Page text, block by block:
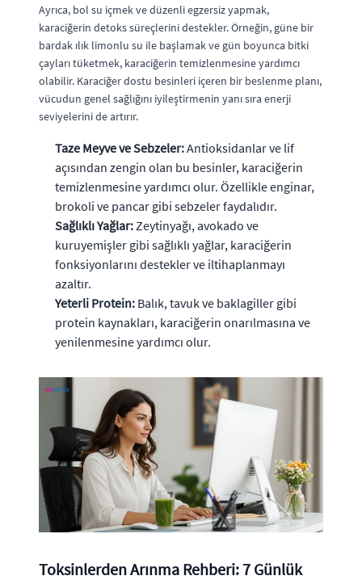
Ayrıca, bol su içmek ve düzenli egzersiz yapmak,
karaciğerin detoks süreçlerini destekler. Örneğin, güne bir
bardak ılık limonlu su ile başlamak ve gün boyunca bitki
çayları tüketmek, karaciğerin temizlenmesine yardımcı
olabilir. Karaciğer dostu besinleri içeren bir beslenme planı,
vücudun genel sağlığını iyileştirmenin yanı sıra enerji
seviyelerini de artırır.
Taze Meyve ve Sebzeler:Antioksidanlar ve lif
açısından zengin olan bu besinler, karaciğerin
temizlenmesine yardımcı olur. Özellikle enginar,
brokoli ve pancar gibi sebzeler faydalıdır.
Sağlıklı Yağlar: Zeytinyağı, avokado ve
kuruyemişler gibi sağlıklı yağlar, karaciğerin
fonksiyonlarını destekler ve iltihaplanmayı
azaltır.
Yeterli Protein: Balık, tavuk ve baklagiller gibi
protein kaynakları, karaciğerin onarılmasına ve
yenilenmesine yardımcı olur.
Toksinlerden Arınma Rehberi: 7 Günlük